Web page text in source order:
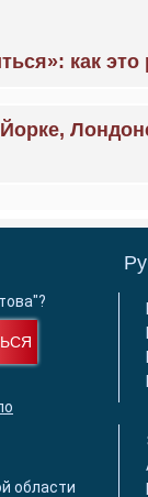
как это
области